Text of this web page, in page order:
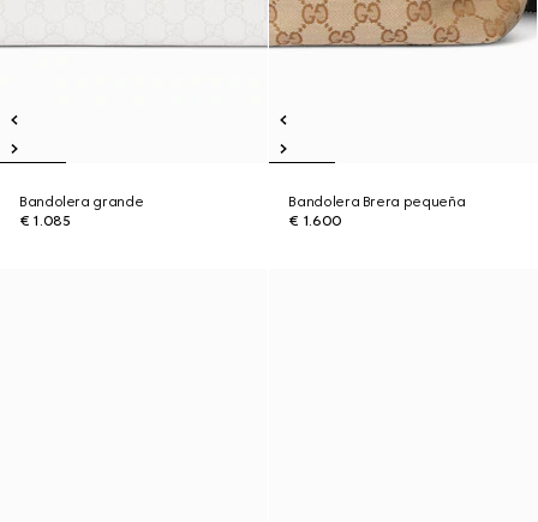
Bandolera grande
€ 1.085
Bandolera Brera pequeña
€ 1.600